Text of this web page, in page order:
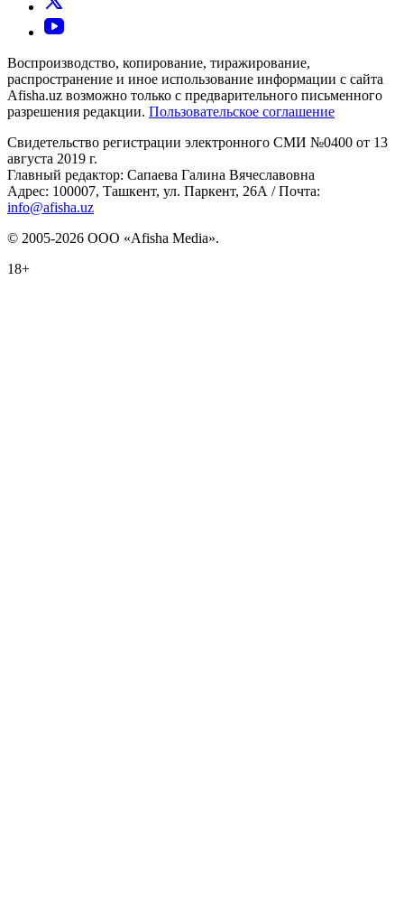
Воспроизводство, копирование, тиражирование,
распространение и иное использование информации с сайта
Afisha.uz возможно только с предварительного письменного
разрешения редакции. Пользовательское соглашение
Свидетельство регистрации электронного СМИ №0400 от 13
августа 2019 г.
Главный редактор: Сапаева Галина Вячеславовна
Адрес: 100007, Ташкент, ул. Паркент, 26А / Почта:
info@afisha.uz
© 2005-2026 ООО «Afisha Media».
18+